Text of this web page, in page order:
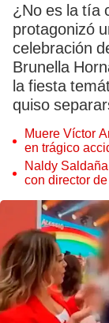
¿No es la tía
protagonizó
celebración
Brunella
la fiesta
quiso
Muere Víctor
en trágico
Naldy
con director